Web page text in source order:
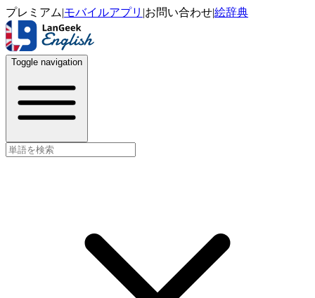
プレミアム|モバイルアプリ |お問い合わせ|絵辞典
Toggle navigation